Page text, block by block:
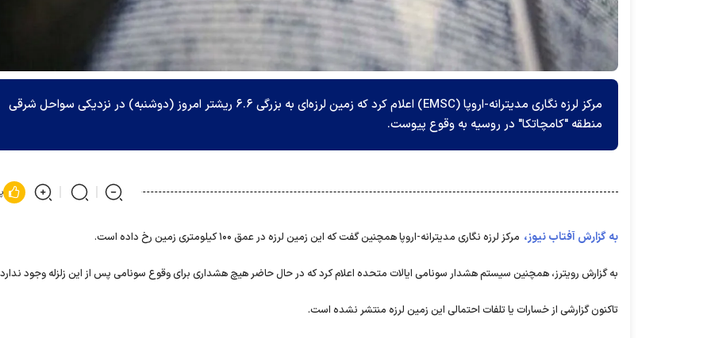
مرکز لرزه نگاری مدیترانه-اروپا (EMSC) اعلام کرد که زمین لرزه‌ای به بزرگی ۶.۶ ریشتر امروز (دوشنبه) در نزدیکی سواحل شرقی
منطقه "کامچاتکا" در روسیه به وقوع پیوست.
به گزارش آفتاب نیوز، مرکز لرزه نگاری مدیترانه-اروپا همچنین گفت که این زمین لرزه در عمق ۱۰۰ کیلومتری زمین رخ داده است.
به گزارش رویترز، همچنین سیستم هشدار سونامی ایالات متحده اعلام کرد که در حال حاضر هیچ هشداری برای وقوع سونامی پس از این زلزله وجود
تاکنون گزارشی از خسارات یا تلفات احتمالی این زمین لرزه منتشر نشده است.